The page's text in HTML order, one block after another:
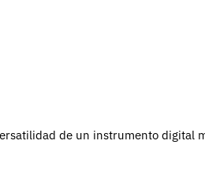
de un instrumento digital